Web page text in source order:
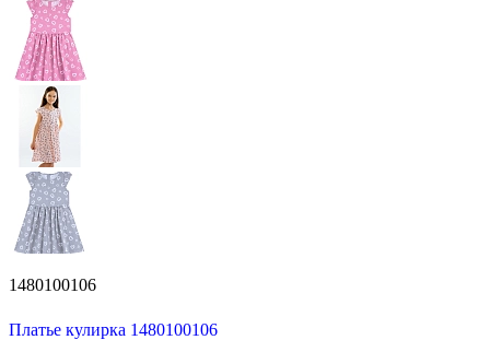
1480100106
Платье кулирка 1480100106